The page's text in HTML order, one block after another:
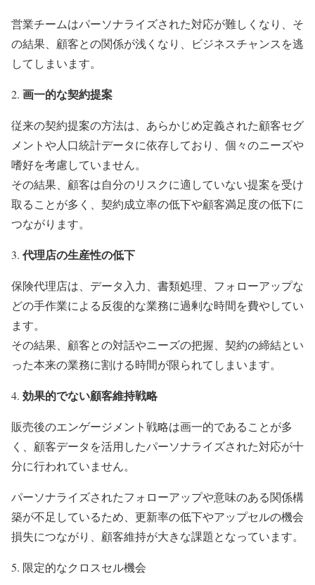
営業チームはパーソナライズされた対応が難しくなり、そ
の結果、顧客との関係が浅くなり、ビジネスチャンスを逃
してしまいます。
画一的な契約提案
従来の契約提案の方法は、あらかじめ定義された顧客セグ
メントや人口統計データに依存しており、個々のニーズや
嗜好を考慮していません。
その結果、顧客は自分のリスクに適していない提案を受け
取ることが多く、契約成立率の低下や顧客満足度の低下に
つながります。
代理店の生産性の低下
保険代理店は、データ入力、書類処理、フォローアップな
どの手作業による反復的な業務に過剰な時間を費やしてい
ます。
その結果、顧客との対話やニーズの把握、契約の締結とい
った本来の業務に割ける時間が限られてしまいます。
効果的でない顧客維持戦略
販売後のエンゲージメント戦略は画一的であることが多
く、顧客データを活用したパーソナライズされた対応が十
分に行われていません。
パーソナライズされたフォローアップや意味のある関係構
築が不足しているため、更新率の低下やアップセルの機会
損失につながり、顧客維持が大きな課題となっています。
限定的なクロスセル機会